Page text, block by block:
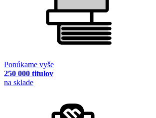
Ponúkame vyše
250 000 titulov
na sklade